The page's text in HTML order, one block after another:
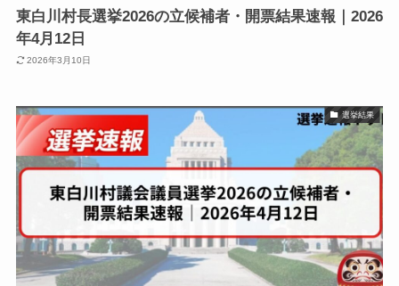
東白川村長選挙2026の立候補者・開票結果速報｜2026
年4月12日
2026年3月10日
選挙結果